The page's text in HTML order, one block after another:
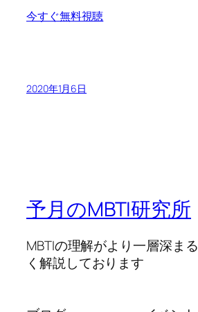
今すぐ無料視聴
2020年1月6日
予月のMBTI研究所
MBTIの理解がより一層深ま
く解説しております